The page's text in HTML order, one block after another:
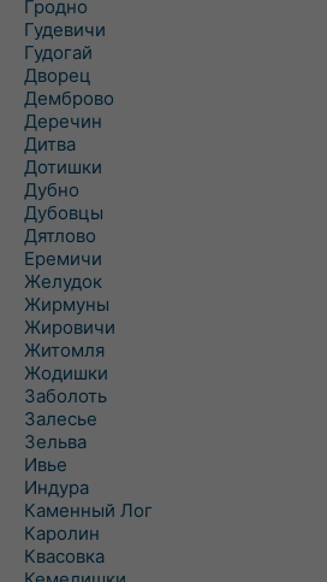
Гродно
Гудевичи
Гудогай
Дворец
Демброво
Деречин
Дитва
Дотишки
Дубно
Дубовцы
Дятлово
Еремичи
Желудок
Жирмуны
Жировичи
Житомля
Жодишки
Заболоть
Залесье
Зельва
Ивье
Индура
Каменный Лог
Каролин
Квасовка